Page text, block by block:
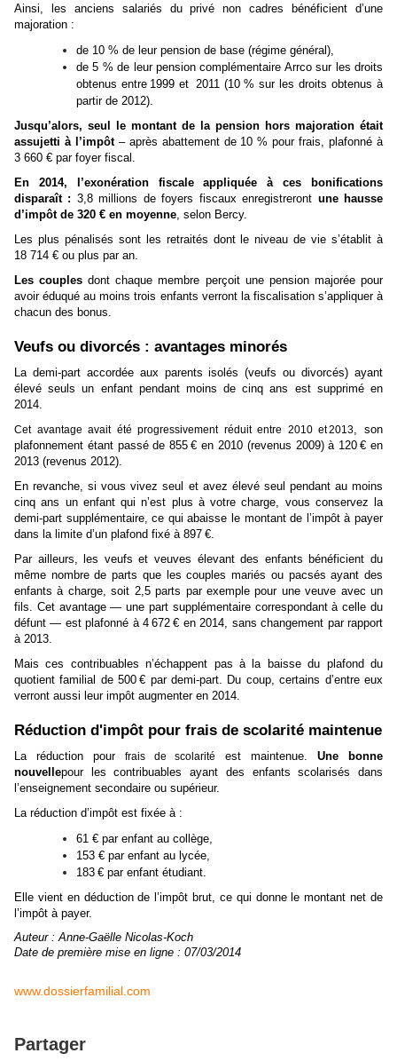
Ainsi, les anciens salariés du privé non cadres bénéficient d’une
majoration :
de 10 % de leur pension de base (régime général),
de 5 % de leur pension complémentaire Arrco sur les droits
obtenus entre 1999 et 2011 (10 % sur les droits obtenus à
partir de 2012).
Jusqu’alors, seul le montant de la pension hors majoration était
assujetti à l’impôt– après abattement de 10 % pour frais, plafonné à
3 660 € par foyer fiscal.
En 2014, l’exonération fiscale appliquée à ces bonifications
disparaît : 3,8 millions de foyers fiscaux enregistreront une hausse
d’impôt de 320 € en moyenne, selon Bercy.
Les plus pénalisés sont les retraités dont le niveau de vie s’établit à
18 714 € ou plus par an.
Les couples dont chaque membre perçoit une pension majorée pour
avoir éduqué au moins trois enfants verront la fiscalisation s’appliquer à
chacun des bonus.
Veufs ou divorcés : avantages minorés
La demi-part accordée aux parents isolés (veufs ou divorcés) ayant
élevé seuls un enfant pendant moins de cinq ans est supprimé en
2014.
Cet avantage avait été progressivement réduit entre 2010 et 2013, son
plafonnement étant passé de 855 € en 2010 (revenus 2009) à 120 € en
2013 (revenus 2012).
En revanche, si vous vivez seul et avez élevé seul pendant au moins
cinq ans un enfant qui n’est plus à votre charge, vous conservez la
demi-part supplémentaire, ce qui abaisse le montant de l’impôt à payer
dans la limite d’un plafond fixé à 897 €.
Par ailleurs, les veufs et veuves élevant des enfants bénéficient du
même nombre de parts que les couples mariés ou pacsés ayant des
enfants à charge, soit 2,5 parts par exemple pour une veuve avec un
fils. Cet avantage — une part supplémentaire correspondant à celle du
défunt — est plafonné à 4 672 € en 2014, sans changement par rapport
à 2013.
Mais ces contribuables n’échappent pas à la baisse du plafond du
quotient familial de 500 € par demi-part. Du coup, certains d’entre eux
verront aussi leur impôt augmenter en 2014.
Réduction d'impôt pour frais de scolarité maintenue
La réduction pour frais de scolarité est maintenue.Une bonne
nouvellepour les contribuables ayant des enfants scolarisés dans
l’enseignement secondaire ou supérieur.
La réduction d’impôt est fixée à :
61 € par enfant au collège,
153 € par enfant au lycée,
183 € par enfant étudiant.
Elle vient en déduction de l’impôt brut, ce qui donne le montant net de
l’impôt à payer.
Auteur : Anne-Gaëlle Nicolas-Koch
Date de première mise en ligne : 07/03/2014
www.dossierfamilial.com
Partager